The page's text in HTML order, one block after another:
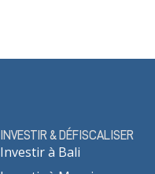
INVESTIR & DÉFISCALISER
Investir à Bali